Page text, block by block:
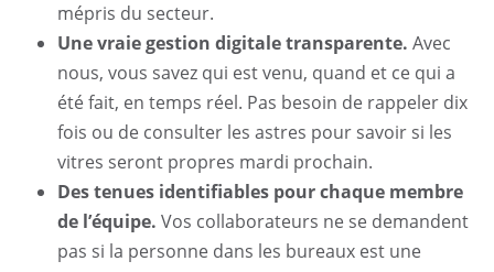
mépris du secteur.
Une vraie gestion digitale transparente. Avec
nous, vous savez qui est venu, quand et ce qui a
été fait, en temps réel. Pas besoin de rappeler dix
fois ou de consulter les astres pour savoir si les
vitres seront propres mardi prochain.
Des tenues identifiables pour chaque membre
de l’équipe. Vos collaborateurs ne se demandent
pas si la personne dans les bureaux est une
Accueil
Entretien Récurrent
Nettoyage de chantier